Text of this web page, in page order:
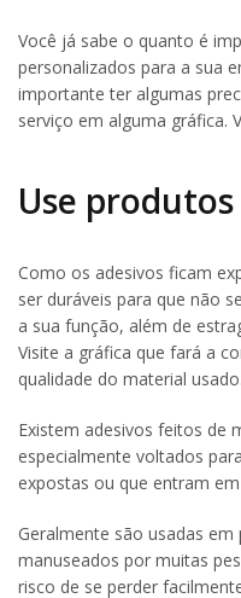
Você já sabe o quanto é
personalizados para a sua
importante ter algumas
serviço em alguma gráfica.
Use
Como os adesivos ficam
ser duráveis para que não
a sua função, além de
Visite a gráfica que fará a
qualidade do material usado.
Existem adesivos feitos de
especialmente voltados
expostas ou que entram
Geralmente são usadas
manuseados por muitas
risco de se perder